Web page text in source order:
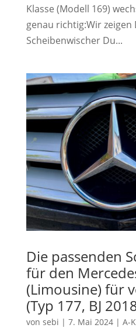
Klasse (Modell 169)
genau richtig:Wir zeigen
Scheibenwischer Du...
Die passenden
für den
(Limousine) für
(Typ 177, BJ
von sebi | 7. Mai 2024| A-